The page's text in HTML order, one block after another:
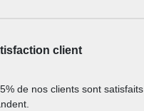
client
de nos clients sont